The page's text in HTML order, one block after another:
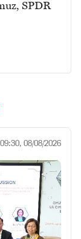
SPDR
09:30, 08/08/2026